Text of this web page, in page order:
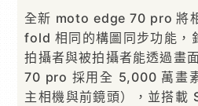
全新 moto edge 70 pro 將
fold 相同的構圖同步功能，
拍攝者與被拍攝者能透過畫
70 pro 採用全 5,000 萬畫
主相機與前鏡頭），並搭載